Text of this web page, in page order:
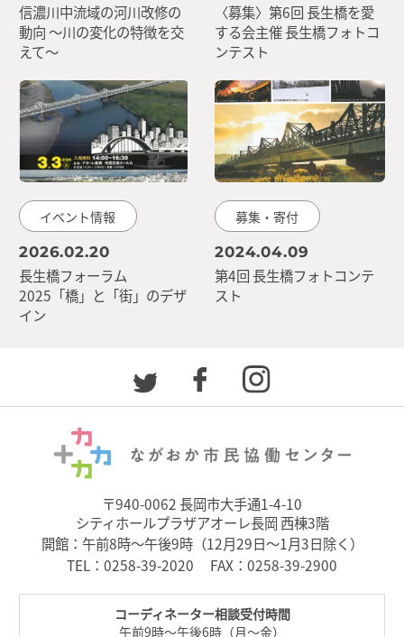
信濃川中流域の河川改修の
動向 〜川の変化の特徴を交
えて〜
〈募集〉第6回 長生橋を愛
する会主催 長生橋フォトコ
ンテスト
イベント情報
2026.02.20
長生橋フォーラム
2025「橋」と「街」のデザ
イン
募集・寄付
2024.04.09
第4回 長生橋フォトコンテ
スト
〒940-0062 長岡市大手通1-4-10
シティホールプラザアオーレ長岡 西棟3階
開館：午前8時～午後9時（12月29日～1月3日除く）
TEL： 0258-39-2020 FAX：0258-39-2900
コーディネーター相談受付時間
午前9時～午後6時（月～金）